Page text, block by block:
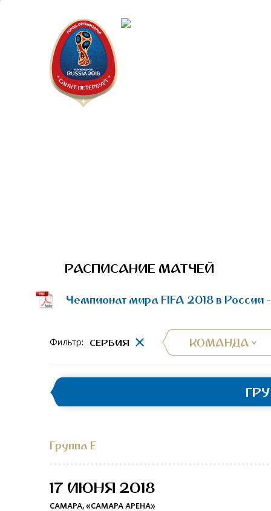
РАСПИСАНИЕ МАТЧЕЙ
Чемпионат мира FIFA 2018 в России
Фильтр: СЕРБИЯ КОМАНДА
Группа E
17 ИЮНЯ 2018
САМАРА, «САМАРА АРЕНА»